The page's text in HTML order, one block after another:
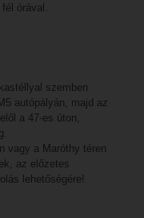
órával.
szemben
autópályán, majd az
a 47-es úton,
vagy a Maróthy téren
az előzetes
lehetőségére!